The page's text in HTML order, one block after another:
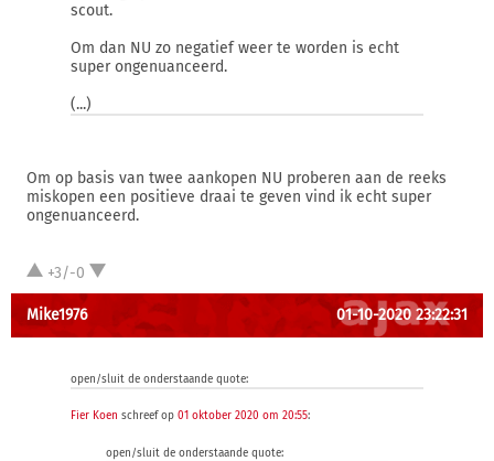
scout.
Om dan NU zo negatief weer te worden is echt
super ongenuanceerd.
(...)
Om op basis van twee aankopen NU proberen aan de reeks
miskopen een positieve draai te geven vind ik echt super
ongenuanceerd.
+3/-0
Mike1976 01-10-2020 23:22:31
open/sluit de onderstaande quote:
Fier Koen schreef op 01 oktober 2020 om 20:55:
open/sluit de onderstaande quote: